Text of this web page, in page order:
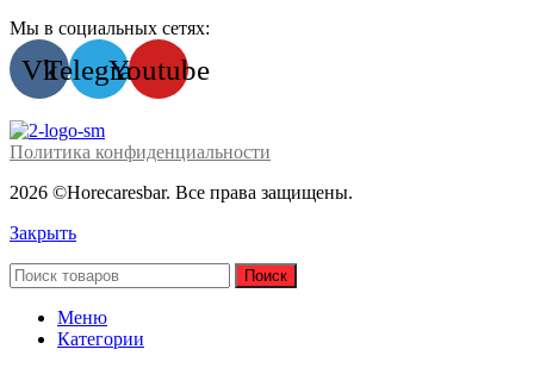
Мы в социальных сетях:
VkTelegramYoutube
2026 ©Horecaresbar. Все права защищены.
Политика конфиденциальности
Закрыть
Поиск
Меню
Категории